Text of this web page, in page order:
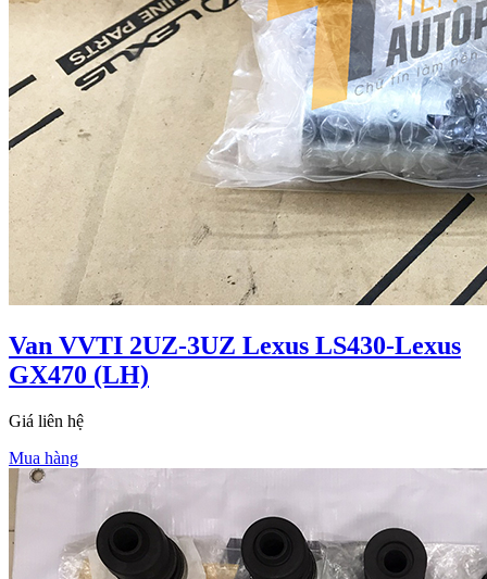
Van VVTI 2UZ-3UZ Lexus LS430-Lexus
GX470 (LH)
Giá liên hệ
Mua hàng